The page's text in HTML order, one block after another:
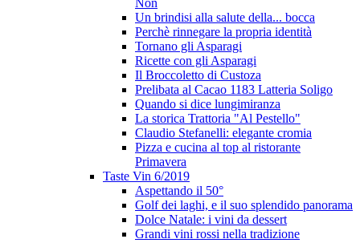
Non
Un brindisi alla salute della... bocca
Perchè rinnegare la propria identità
Tornano gli Asparagi
Ricette con gli Asparagi
Il Broccoletto di Custoza
Prelibata al Cacao 1183 Latteria Soligo
Quando si dice lungimiranza
La storica Trattoria "Al Pestello"
Claudio Stefanelli: elegante cromia
Pizza e cucina al top al ristorante
Primavera
Taste Vin 6/2019
Aspettando il 50°
Golf dei laghi, e il suo splendido panorama
Dolce Natale: i vini da dessert
Grandi vini rossi nella tradizione